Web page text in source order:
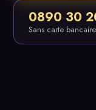
0890 30
Sans carte